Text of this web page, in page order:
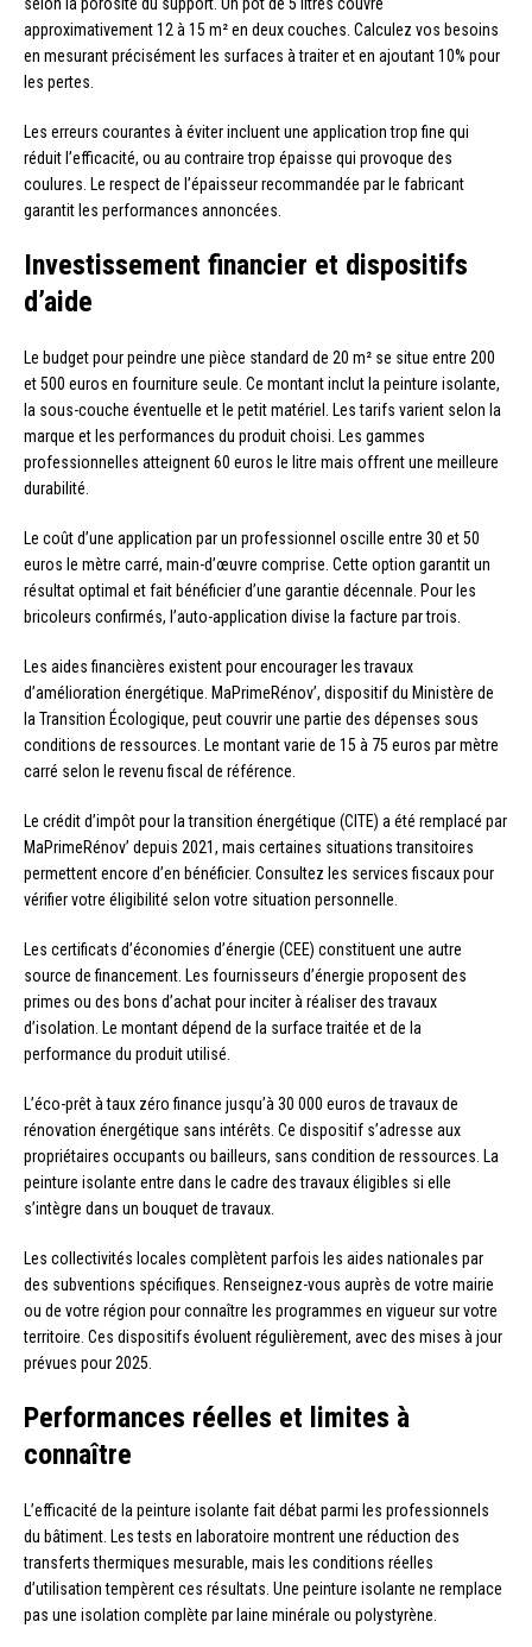
approximativement 12 à 15 m² en deux couches. Calculez vos besoins
en mesurant précisément les surfaces à traiter et en ajoutant 10% pour
les pertes.
Les erreurs courantes à éviter incluent une application trop fine qui
réduit l’efficacité, ou au contraire trop épaisse qui provoque des
coulures. Le respect de l’épaisseur recommandée par le fabricant
garantit les performances annoncées.
Investissement financier et dispositifs
d’aide
Le budget pour peindre une pièce standard de 20 m² se situe entre 200
et 500 euros en fourniture seule. Ce montant inclut la peinture isolante,
la sous-couche éventuelle et le petit matériel. Les tarifs varient selon la
marque et les performances du produit choisi. Les gammes
professionnelles atteignent 60 euros le litre mais offrent une meilleure
durabilité.
Le coût d’une application par un professionnel oscille entre 30 et 50
euros le mètre carré, main-d’œuvre comprise. Cette option garantit un
résultat optimal et fait bénéficier d’une garantie décennale. Pour les
bricoleurs confirmés, l’auto-application divise la facture par trois.
Les aides financières existent pour encourager les travaux
d’amélioration énergétique. MaPrimeRénov’, dispositif du Ministère de
la Transition Écologique, peut couvrir une partie des dépenses sous
conditions de ressources. Le montant varie de 15 à 75 euros par mètre
carré selon le revenu fiscal de référence.
Le crédit d’impôt pour la transition énergétique (CITE) a été remplacé par
MaPrimeRénov’ depuis 2021, mais certaines situations transitoires
permettent encore d’en bénéficier. Consultez les services fiscaux pour
vérifier votre éligibilité selon votre situation personnelle.
Les certificats d’économies d’énergie (CEE) constituent une autre
source de financement. Les fournisseurs d’énergie proposent des
primes ou des bons d’achat pour inciter à réaliser des travaux
d’isolation. Le montant dépend de la surface traitée et de la
performance du produit utilisé.
L’éco-prêt à taux zéro finance jusqu’à 30 000 euros de travaux de
rénovation énergétique sans intérêts. Ce dispositif s’adresse aux
propriétaires occupants ou bailleurs, sans condition de ressources. La
peinture isolante entre dans le cadre des travaux éligibles si elle
s’intègre dans un bouquet de travaux.
Les collectivités locales complètent parfois les aides nationales par
des subventions spécifiques. Renseignez-vous auprès de votre mairie
ou de votre région pour connaître les programmes en vigueur sur votre
territoire. Ces dispositifs évoluent régulièrement, avec des mises à jour
prévues pour 2025.
Performances réelles et limites à
connaître
L’efficacité de la peinture isolante fait débat parmi les professionnels
du bâtiment. Les tests en laboratoire montrent une réduction des
transferts thermiques mesurable, mais les conditions réelles
d’utilisation tempèrent ces résultats. Une peinture isolante ne remplace
pas une isolation complète par laine minérale ou polystyrène.